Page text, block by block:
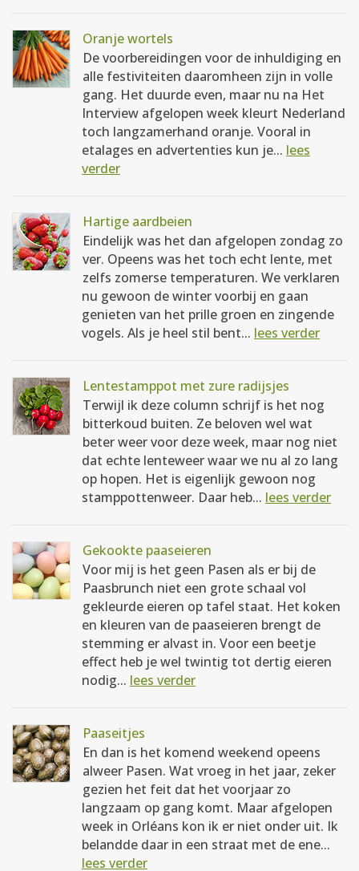
Oranje wortels
De voorbereidingen voor de inhuldiging en
alle festiviteiten daaromheen zijn in volle
gang. Het duurde even, maar nu na Het
Interview afgelopen week kleurt Nederland
toch langzamerhand oranje. Vooral in
etalages en advertenties kun je... lees
verder
Hartige aardbeien
Eindelijk was het dan afgelopen zondag zo
ver. Opeens was het toch echt lente, met
zelfs zomerse temperaturen. We verklaren
nu gewoon de winter voorbij en gaan
genieten van het prille groen en zingende
vogels. Als je heel stil bent... lees verder
Lentestamppot met zure radijsjes
Terwijl ik deze column schrijf is het nog
bitterkoud buiten. Ze beloven wel wat
beter weer voor deze week, maar nog niet
dat echte lenteweer waar we nu al zo lang
op hopen. Het is eigenlijk gewoon nog
stamppottenweer. Daar heb... lees verder
Gekookte paaseieren
Voor mij is het geen Pasen als er bij de
Paasbrunch niet een grote schaal vol
gekleurde eieren op tafel staat. Het koken
en kleuren van de paaseieren brengt de
stemming er alvast in. Voor een beetje
effect heb je wel twintig tot dertig eieren
nodig... lees verder
Paaseitjes
En dan is het komend weekend opeens
alweer Pasen. Wat vroeg in het jaar, zeker
gezien het feit dat het voorjaar zo
langzaam op gang komt. Maar afgelopen
week in Orléans kon ik er niet onder uit. Ik
belandde daar in een straat met de ene...
lees verder